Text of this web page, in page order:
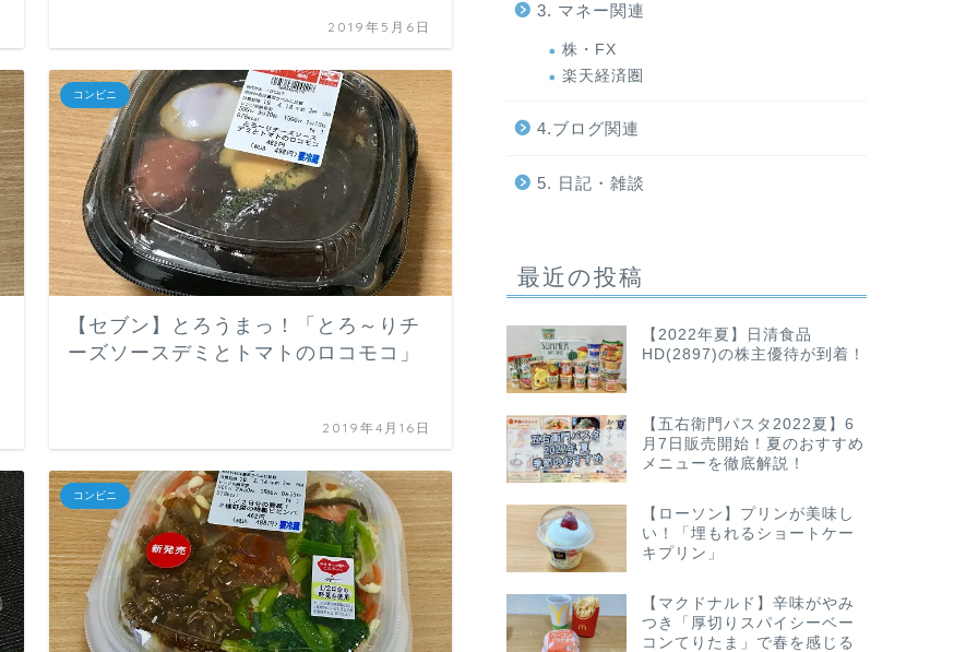
2019年5月6日
コンビニ
【セブン】とろうまっ！「とろ～りチ
ーズソースデミとトマトのロコモコ」
2019年4月16日
コンビニ
3. マネー関連
株・FX
楽天経済圏
4.ブログ関連
5. 日記・雑談
最近の投稿
【2022年夏】日清食品
HD(2897)の株主優待が到着！
【五右衛門パスタ2022夏】6
月7日販売開始！夏のおすすめ
メニューを徹底解説！
【ローソン】プリンが美味し
い！「埋もれるショートケー
キプリン」
【マクドナルド】辛味がやみ
つき「厚切りスパイシーベー
コンてりたま」で春を感じる